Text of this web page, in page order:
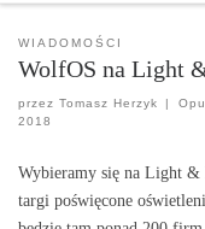
WIADOMOŚCI
WolfOS na Light
przez Tomasz Herzyk |
2018
Wybieramy się na Light
targi poświęcone